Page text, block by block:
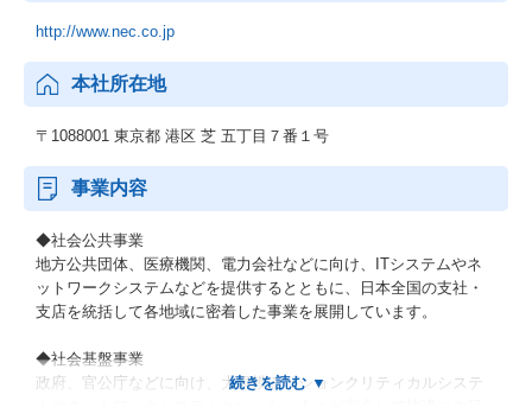
http://www.nec.co.jp
本社所在地
〒1088001 東京都 港区 芝 五丁目７番１号
事業内容
◆社会公共事業
地方公共団体、医療機関、電力会社などに向け、ITシステムやネ
ットワークシステムなどを提供するとともに、日本全国の支社・
支店を統括して各地域に密着した事業を展開しています。
◆社会基盤事業
政府、官公庁などに向け、大規模ミッションクリティカルシステ